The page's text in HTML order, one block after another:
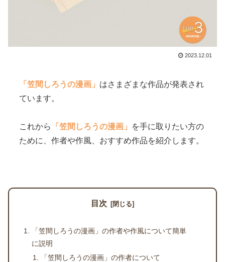
2023.12.01
「笠間しろうの漫画」 はさまざまな作品が発表され
ています。
これから 「笠間しろうの漫画」 を手に取りたい方の
ために、作者や作風、おすすめ作品を紹介します。
目次
「笠間しろうの漫画」の作者や作風について簡単
に説明
「笠間しろうの漫画」の作者について